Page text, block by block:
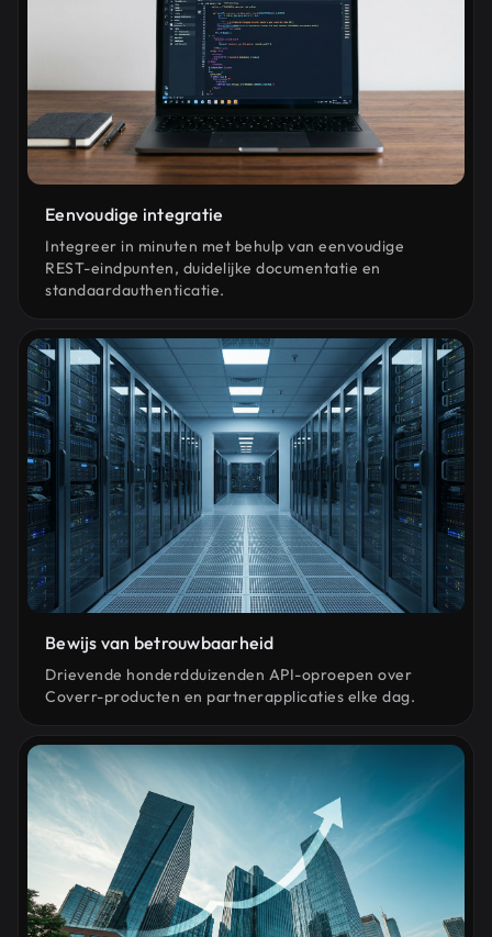
Eenvoudige integratie
Integreer in minuten met behulp van eenvoudige
REST-eindpunten, duidelijke documentatie en
standaardauthenticatie.
Bewijs van betrouwbaarheid
Drievende honderdduizenden API-oproepen over
Coverr-producten en partnerapplicaties elke dag.